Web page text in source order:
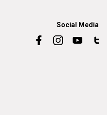
Social Media